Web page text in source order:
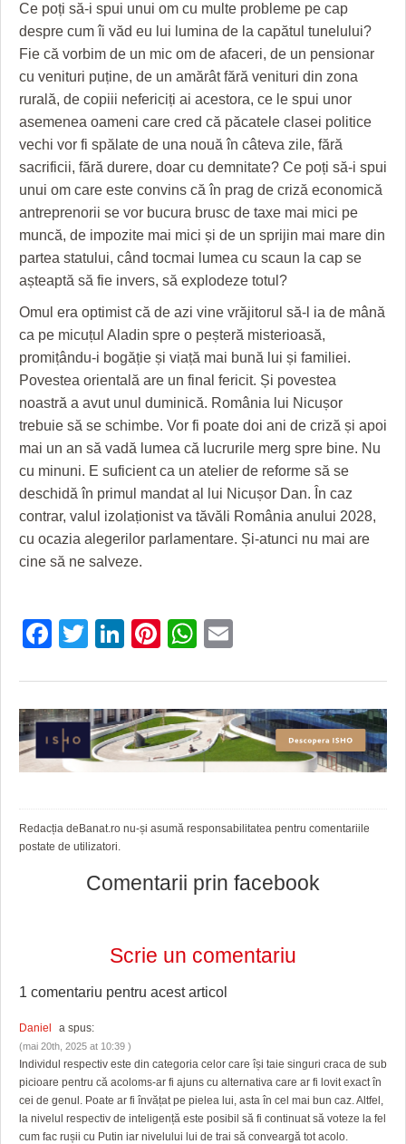
Ce poți să-i spui unui om cu multe probleme pe cap
despre cum îi văd eu lui lumina de la capătul tunelului?
Fie că vorbim de un mic om de afaceri, de un pensionar
cu venituri puține, de un amărât fără venituri din zona
rurală, de copiii nefericiți ai acestora, ce le spui unor
asemenea oameni care cred că păcatele clasei politice
vechi vor fi spălate de una nouă în câteva zile, fără
sacrificii, fără durere, doar cu demnitate? Ce poți să-i spui
unui om care este convins că în prag de criză economică
antreprenorii se vor bucura brusc de taxe mai mici pe
muncă, de impozite mai mici și de un sprijin mai mare din
partea statului, când tocmai lumea cu scaun la cap se
așteaptă să fie invers, să explodeze totul?
Omul era optimist că de azi vine vrăjitorul să-l ia de mână
ca pe micuțul Aladin spre o peșteră misterioasă,
promițându-i bogăție și viață mai bună lui și familiei.
Povestea orientală are un final fericit. Și povestea
noastră a avut unul duminică. România lui Nicușor
trebuie să se schimbe. Vor fi poate doi ani de criză și apoi
mai un an să vadă lumea că lucrurile merg spre bine. Nu
cu minuni. E suficient ca un atelier de reforme să se
deschidă în primul mandat al lui Nicușor Dan. În caz
contrar, valul izolaționist va tăvăli România anului 2028,
cu ocazia alegerilor parlamentare. Și-atunci nu mai are
cine să ne salveze.
Facebook
Twitter
LinkedIn
Pinterest
WhatsApp
Redacția deBanat.ro nu-și asumă responsabilitatea pentru comentariile
postate de utilizatori.
Comentarii prin facebook
Scrie un comentariu
1 comentariu pentru acest articol
Daniel a spus:
(mai 20th, 2025 at 10:39 )
Individul respectiv este din categoria celor care își taie singuri craca de sub
picioare pentru că acoloms-ar fi ajuns cu alternativa care ar fi lovit exact în
cei de genul. Poate ar fi învățat pe pielea lui, asta în cel mai bun caz. Altfel,
la nivelul respectiv de inteligență este posibil să fi continuat să voteze la fel
cum fac rușii cu Putin iar nivelului lui de trai să conveargă tot acolo.